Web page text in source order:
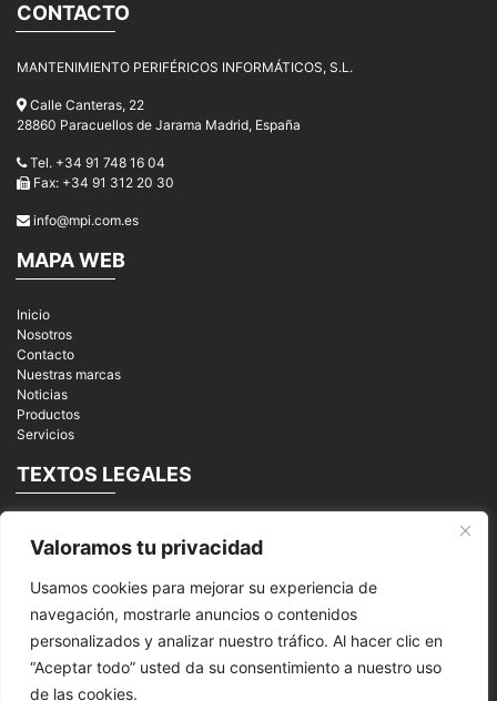
Valoramos tu privacidad
Usamos cookies para mejorar su experiencia de
navegación, mostrarle anuncios o contenidos
personalizados y analizar nuestro tráfico. Al hacer clic en
“Aceptar todo” usted da su consentimiento a nuestro uso
de las cookies.
CONTACTO
MANTENIMIENTO PERIFÉRICOS INFORMÁTICOS, S.L.
Calle Canteras, 22
28860 Paracuellos de Jarama Madrid, España
Tel. +34 91 748 16 04
Fax: +34 91 312 20 30
info@mpi.com.es
MAPA WEB
Inicio
Nosotros
Contacto
Nuestras marcas
Noticias
Productos
Servicios
TEXTOS LEGALES
Política de privacidad
REDES SOCIALES